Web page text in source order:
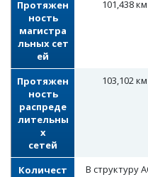
Протяжен
ность
магистра
льных сет
ей
101,438
Протяжен
ность
распреде
лительны
х
сетей
103,102
Количест
В структуру